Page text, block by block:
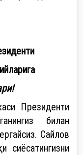
Президенти
билан
Сайлов
сиёсатингизни